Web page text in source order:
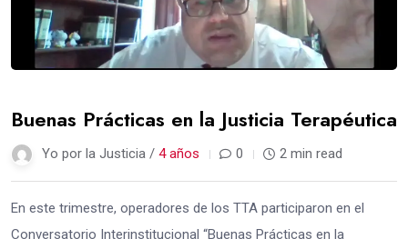
Buenas Prácticas en la Justicia Terapéutica
Yo por la Justicia / 4 años 0 2 min read
En este trimestre, operadores de los TTA participaron en el
Conversatorio Interinstitucional “Buenas Prácticas en la